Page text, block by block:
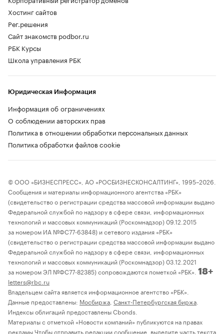
Хостинг сайтов
Рег.решения
Сайт знакомств podbor.ru
РБК Курсы
Школа управления РБК
Юридическая Информация
Информация об ограничениях
О соблюдении авторских прав
Политика в отношении обработки персональных данных
Политика обработки файлов cookie
© ООО «БИЗНЕСПРЕСС», АО «РОСБИЗНЕСКОНСАЛТИНГ», 1995–2026.
Сообщения и материалы информационного агентства «РБК»
(свидетельство о регистрации средства массовой информации выдано
Федеральной службой по надзору в сфере связи, информационных
технологий и массовых коммуникаций (Роскомнадзор) 09.12.2015
за номером ИА №ФС77-63848) и сетевого издания «РБК»
(свидетельство о регистрации средства массовой информации выдано
Федеральной службой по надзору в сфере связи, информационных
технологий и массовых коммуникаций (Роскомнадзор) 03.12.2021
за номером ЭЛ №ФС77-82385) сопровождаются пометкой «РБК». 18+
letters@rbc.ru
Владельцем сайта является информационное агентство «РБК».
Данные предоставлены: Мосбиржа Санкт-Петербургская биржа
Индексы облигаций предоставлены Cbonds.
Материалы с отметкой «Новости компаний» публикуются на правах
рекламы Чтобы отправить редакции сообщение, выделите часть текста